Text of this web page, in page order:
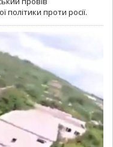
проти росії.